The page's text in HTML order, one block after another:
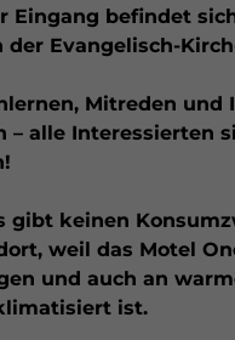
Eingang befindet
der Evangelisch-
Mitreden und
– alle Interessierten
gibt keinen
weil das Motel
und auch an
ist.